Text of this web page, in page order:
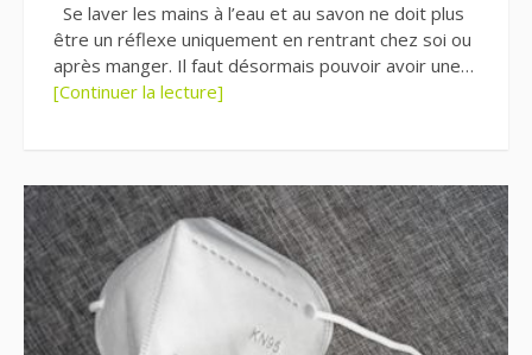
Se laver les mains à l’eau et au savon ne doit plus
être un réflexe uniquement en rentrant chez soi ou
après manger. Il faut désormais pouvoir avoir une…
[Continuer la lecture]